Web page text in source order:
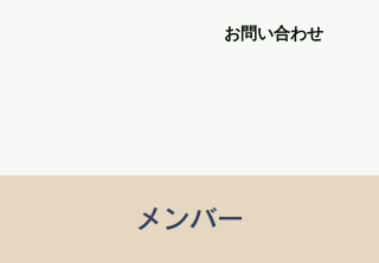
お問い合わせ
​メンバー